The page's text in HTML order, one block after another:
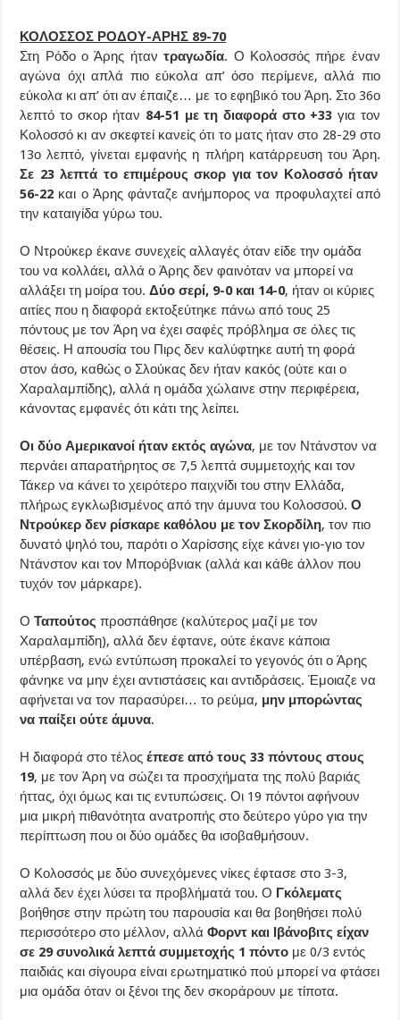
ΚΟΛΟΣΣΟΣ ΡΟΔΟΥ-ΑΡΗΣ 89-70
Στη Ρόδο ο Άρης ήταντραγωδία. Ο Κολοσσός πήρε έναν
αγώνα όχι απλά πιο εύκολα απ’ όσο περίμενε, αλλά πιο
εύκολα κι απ’ ότι αν έπαιζε… με το εφηβικό του Άρη. Στο 36ο
λεπτό το σκορ ήταν 84-51 με τη διαφορά στο +33 για τον
Κολοσσό κι αν σκεφτεί κανείς ότι το ματς ήταν στο 28-29 στο
13ο λεπτό, γίνεται εμφανής η πλήρη κατάρρευση του Άρη.
Σε 23 λεπτά το επιμέρους σκορ για τον Κολοσσό ήταν
56-22 και ο Άρης φάνταζε ανήμπορος να προφυλαχτεί από
την καταιγίδα γύρω του.
Ο Ντρούκερ έκανε συνεχείς αλλαγές όταν είδε την ομάδα
του να κολλάει, αλλά ο Άρης δεν φαινόταν να μπορεί να
αλλάξει τη μοίρα του.Δύο σερί, 9-0 και 14-0, ήταν οι κύριες
αιτίες που η διαφορά εκτοξεύτηκε πάνω από τους 25
πόντους με τον Άρη να έχει σαφές πρόβλημα σε όλες τις
θέσεις. Η απουσία του Πιρς δεν καλύφτηκε αυτή τη φορά
στον άσο, καθώς ο Σλούκας δεν ήταν κακός (ούτε και ο
Χαραλαμπίδης), αλλά η ομάδα χώλαινε στην περιφέρεια,
κάνοντας εμφανές ότι κάτι της λείπει.
Οι δύο Αμερικανοί ήταν εκτός αγώνα, με τον Ντάνστον να
περνάει απαρατήρητος σε 7,5 λεπτά συμμετοχής και τον
Τάκερ να κάνει το χειρότερο παιχνίδι του στην Ελλάδα,
πλήρως εγκλωβισμένος από την άμυνα του Κολοσσού.Ο
Ντρούκερ δεν ρίσκαρε καθόλου με τον Σκορδίλη, τον πιο
δυνατό ψηλό του, παρότι ο Χαρίσσης είχε κάνει γιο-γιο τον
Ντάνστον και τον Μπορόβνιακ (αλλά και κάθε άλλον που
τυχόν τον μάρκαρε).
ΟΤαπούτος προσπάθησε (καλύτερος μαζί με τον
Χαραλαμπίδη), αλλά δεν έφτανε, ούτε έκανε κάποια
υπέρβαση, ενώ εντύπωση προκαλεί το γεγονός ότι ο Άρης
φάνηκε να μην έχει αντιστάσεις και αντιδράσεις. Έμοιαζε να
αφήνεται να τον παρασύρει… το ρεύμα, μην μπορώντας
να παίξει ούτε άμυνα.
Η διαφορά στο τέλοςέπεσε από τους 33 πόντους στους
19, με τον Άρη να σώζει τα προσχήματα της πολύ βαριάς
ήττας, όχι όμως και τις εντυπώσεις. Οι 19 πόντοι αφήνουν
μια μικρή πιθανότητα ανατροπής στο δεύτερο γύρο για την
περίπτωση που οι δύο ομάδες θα ισοβαθμήσουν.
Ο Κολοσσός με δύο συνεχόμενες νίκες έφτασε στο 3-3,
αλλά δεν έχει λύσει τα προβλήματά του. Ο Γκόλεματς
βοήθησε στην πρώτη του παρουσία και θα βοηθήσει πολύ
περισσότερο στο μέλλον, αλλάΦορντ και Ιβάνοβιτς είχαν
σε 29 συνολικά λεπτά συμμετοχής 1 πόντο με 0/3 εντός
παιδιάς και σίγουρα είναι ερωτηματικό πού μπορεί να φτάσει
μια ομάδα όταν οι ξένοι της δεν σκοράρουν με τίποτα.